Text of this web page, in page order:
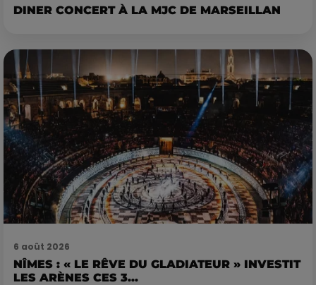
DINER CONCERT À LA MJC DE MARSEILLAN
6 août 2026
NÎMES : « LE RÊVE DU GLADIATEUR » INVESTIT
LES ARÈNES CES 3...